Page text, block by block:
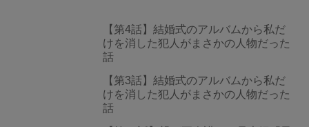
【第4話】結婚式のアルバムから私だ
けを消した犯人がまさかの人物だった
話
【第3話】結婚式のアルバムから私だ
けを消した犯人がまさかの人物だった
話